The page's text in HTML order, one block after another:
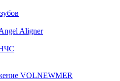
Aligner
VOLNEWMER